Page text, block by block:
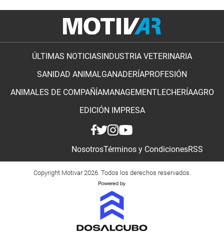
ÚLTIMAS NOTICIASINDUSTRIA VETERINARIA
SANIDAD ANIMALGANADERÍAPROFESIÓN
ANIMALES DE COMPAÑÍAMANAGEMENTLECHERÍAAGRO
EDICIÓN IMPRESA
NosotrosTérminos y CondicionesRSS
Copyright Motivar 2026. Todos los derechos reservados.